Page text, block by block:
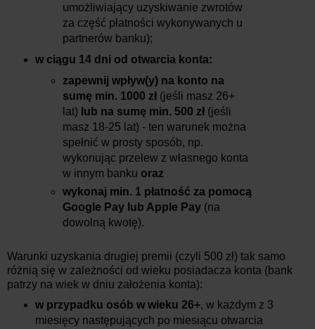
umożliwiający uzyskiwanie zwrotów
za część płatności wykonywanych u
partnerów banku);
w ciągu 14 dni od otwarcia konta:
zapewnij wpływ(y) na konto na
sumę min. 1000 zł (jeśli masz 26+
lat) lub na sumę min. 500 zł (jeśli
masz 18-25 lat) - ten warunek można
spełnić w prosty sposób, np.
wykonując przelew z własnego konta
w innym banku oraz
wykonaj min. 1 płatność za pomocą
Google Pay lub Apple Pay (na
dowolną kwotę).
Warunki uzyskania drugiej premii (czyli 500 zł) tak samo
różnią się w zależności od wieku posiadacza konta (bank
patrzy na wiek w dniu założenia konta):
w przypadku osób w wieku 26+, w każdym z 3
miesięcy następujących po miesiącu otwarcia